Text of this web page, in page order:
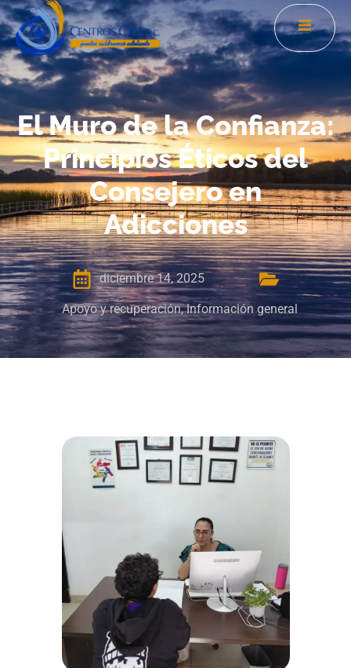
El Muro de la Confianza:
Principios Éticos del
Consejero en
Adicciones
diciembre 14, 2025
Apoyo y recuperación,Información general